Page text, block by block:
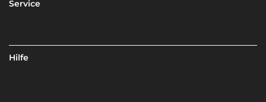
Service
Hilfe